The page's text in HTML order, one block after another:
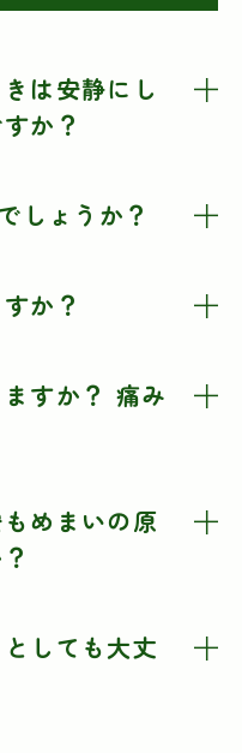
は安静にし
か？
しょうか？
か？
すか？ 痛み
めまいの原
しても大丈